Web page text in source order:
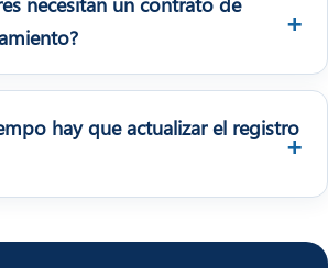
hay que actualizar el registro